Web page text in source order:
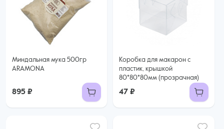
Миндальная мука 500гр
ARAMONA
895 ₽
Коробка для макарон с
пластик, крышкой
80*80*80мм (прозрачная)
47 ₽